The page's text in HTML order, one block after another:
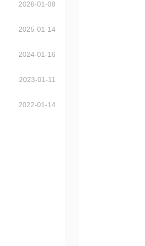
2026-01-08
2025-01-14
2024-01-16
2023-01-11
2022-01-14